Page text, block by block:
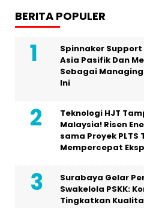
BERITA POPULER
Spinnaker
Asia Pasifik Dan
Sebagai
Ini
Teknologi HJT
Malaysia! Risen
sama Proyek
Mempercepat
Surabaya Gelar
Swakelola PSKK:
Tingkatkan